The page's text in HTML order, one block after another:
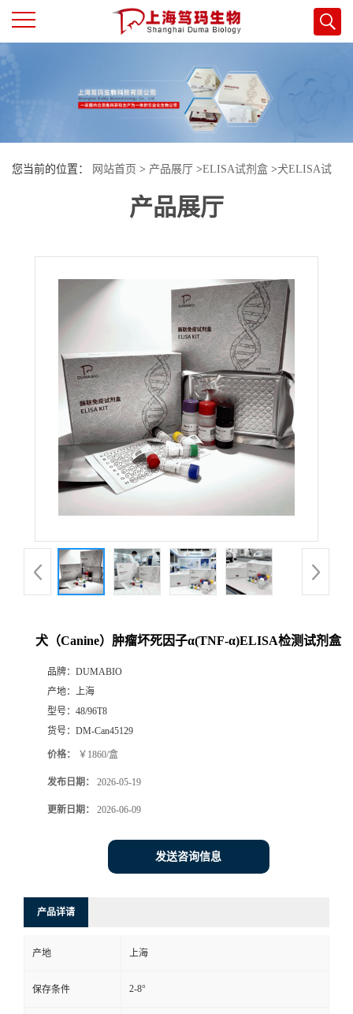
页
司
品
方
您当前的位置： 网站首页 > 产品展厅 >ELISA试剂盒 >犬ELISA试
犬（Canine）肿瘤坏死因子α(TNF-α)ELISA检测试剂盒
产品展厅
犬（Canine）肿瘤坏死因子α(TNF-α)ELISA检测试剂盒
品牌： DUMABIO
产地： 上海
型号： 48/96T8
货号： DM-Can45129
价格： ￥1860/盒
发布日期： 2026-05-19
更新日期： 2026-06-09
发送咨询信息
产品详请
产地 上海
保存条件 2-8°